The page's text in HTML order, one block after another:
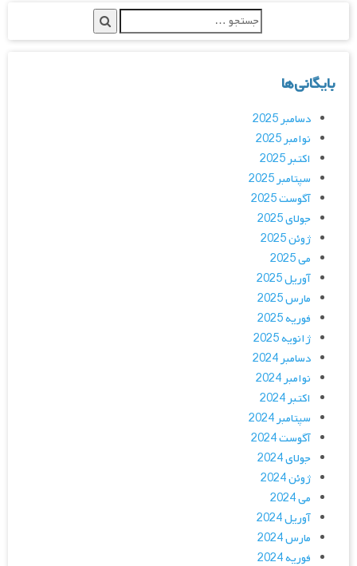
بایگانی‌ها
دسامبر 2025
نوامبر 2025
اکتبر 2025
سپتامبر 2025
آگوست 2025
جولای 2025
ژوئن 2025
می 2025
آوریل 2025
مارس 2025
فوریه 2025
ژانویه 2025
دسامبر 2024
نوامبر 2024
اکتبر 2024
سپتامبر 2024
آگوست 2024
جولای 2024
ژوئن 2024
می 2024
آوریل 2024
مارس 2024
فوریه 2024